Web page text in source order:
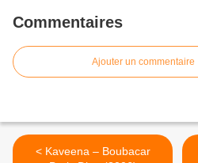
Commentaires
Ajouter un commentaire
< Kaveena – Boubacar